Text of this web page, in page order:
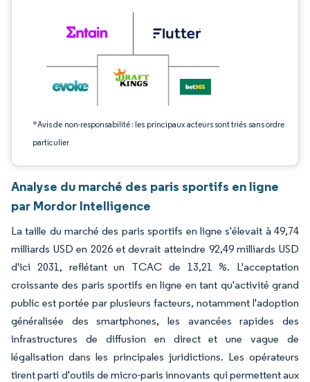
*Avis de non-responsabilité : les principaux acteurs sont triés sans ordre
particulier
Analyse du marché des paris sportifs en ligne
par Mordor Intelligence
La taille du marché des paris sportifs en ligne s'élevait à 49,74
milliards USD en 2026 et devrait atteindre 92,49 milliards USD
d'ici 2031, reflétant un TCAC de 13,21 %. L'acceptation
croissante des paris sportifs en ligne en tant qu'activité grand
public est portée par plusieurs facteurs, notamment l'adoption
généralisée des smartphones, les avancées rapides des
infrastructures de diffusion en direct et une vague de
légalisation dans les principales juridictions. Les opérateurs
tirent parti d'outils de micro-paris innovants qui permettent aux